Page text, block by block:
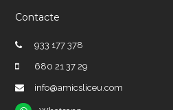
Contacte
933 177 378
680 21 37 29
info@amicsliceu.com